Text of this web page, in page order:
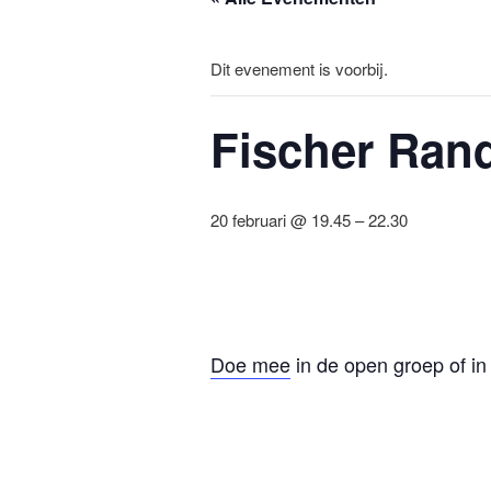
Dit evenement is voorbij.
Fischer
20 februari @ 19.45–22.30
Doe mee in de open groep of